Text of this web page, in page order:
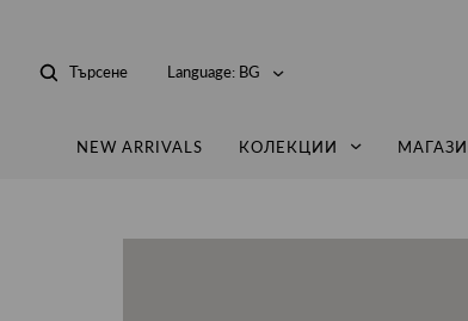
Търсене Language: BG
NEW ARRIVALS КОЛЕКЦИИ